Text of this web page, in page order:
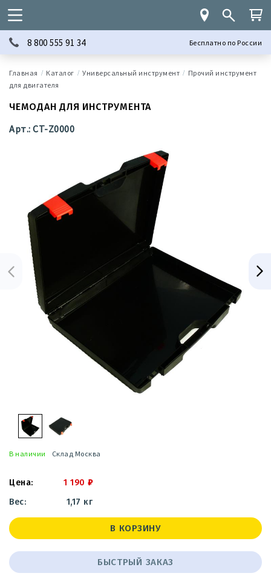
8 800 555 91 34 Бесплатно по России
Каталог Универсальный инструмент
Прочий инструмент
для двигателя
ЧЕМОДАН ДЛЯ ИНСТРУМЕНТА
Арт.: CT-Z0000
1 190 ₽
1,17 кг
БЫСТРЫЙ ЗАКАЗ
В КОРЗИНУ
Склад Москва
В наличии